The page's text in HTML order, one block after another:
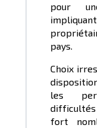
pour
pays.
Choix
les
difficultés
fort